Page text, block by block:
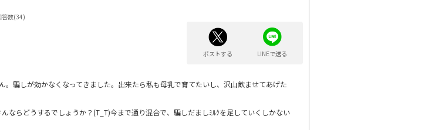
答数(34)
ポストする LINEで送る
騙しが効かなくなってきました。出来たら私も母乳で育てたいし、沢山飲ませてあげた
ならどうするでしょうか？(T_T)今まで通り混合で、騙しだましﾐﾙｸを足していくしかない